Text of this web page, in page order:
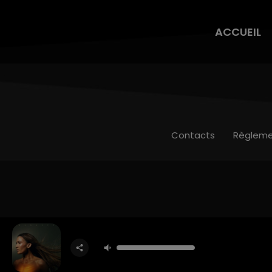
ACCUEIL
Contacts